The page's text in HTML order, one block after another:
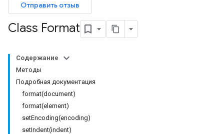
Отправить отзыв
Class Format
Содержание
Методы
Подробная документация
format(document)
format(element)
setEncoding(encoding)
setIndent(indent)